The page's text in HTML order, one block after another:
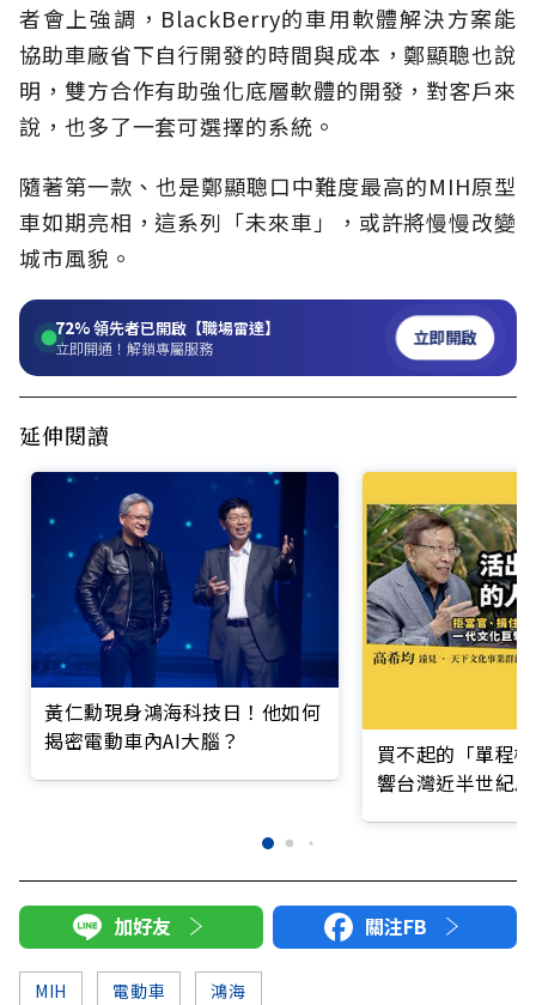
者會上強調，BlackBerry的車用軟體解決方案能
協助車廠省下自行開發的時間與成本，鄭顯聰也說
明，雙方合作有助強化底層軟體的開發，對客戶來
說，也多了一套可選擇的系統。
隨著第一款、也是鄭顯聰口中難度最高的MIH原型
車如期亮相，這系列「未來車」，或許將慢慢改變
城市風貌。
72%領先者已開啟【職場雷達】
立即開通！解鎖專屬服務 立即開啟
延伸閱讀
黃仁勳現身鴻海科技日！他如何
揭密電動車內AI大腦？
買不起的「單程
響台灣近半世紀
加好友 關注FB
MIH 電動車 鴻海